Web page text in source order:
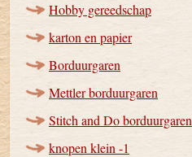
Hobby gereedschap
karton en papier
Borduurgaren
Mettler borduurgaren
Stitch and Do borduurgaren
knopen klein -1